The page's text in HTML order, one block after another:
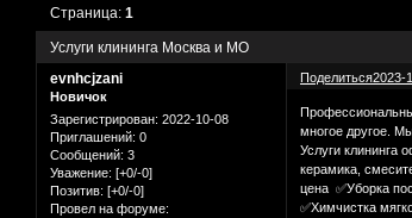
Услуги клининга Москва и МО
Страница:1
Поделиться2023-
evnhcjzani
Новичок
Зарегистрирован: 2022-10-08
Приглашений: 0
Сообщений: 3
Уважение: [+0/-0]
Позитив: [+0/-0]
Провел на форуме:
многое другое.
Услуги клининга
керамика,
цена ✅Уборка
✅Химчистка